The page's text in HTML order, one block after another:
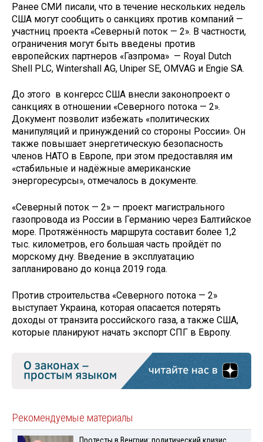
Ранее СМИ писали, что в течение нескольких недель
США могут сообщить о санкциях против компаний —
участниц проекта «Северный поток — 2». В частности,
ограничения могут быть введены против
европейских партнеров «Газпрома» — Royal Dutch
Shell PLC, Wintershall AG, Uniper SE, OMVAG и Engie SA.
До этого в конгерсс США внесли законопроект о
санкциях в отношении «Северного потока — 2».
Документ позволит избежать «политических
манипуляций и принуждений со стороны России». Он
также повышает энергетическую безопасность
членов НАТО в Европе, при этом предоставляя им
«стабильные и надёжные американские
энергоресурсы», отмечалось в документе.
«Северный поток — 2» — проект магистрального
газопровода из России в Германию через Балтийское
море. Протяжённость маршрута составит более 1,2
тыс. километров, его большая часть пройдёт по
морскому дну. Введение в эксплуатацию
запланировано до конца 2019 года.
Против строительства «Северного потока — 2»
выступает Украина, которая опасается потерять
доходы от транзита российского газа, а также США,
которые планируют начать экспорт СПГ в Европу.
Рекомендуемые материалы